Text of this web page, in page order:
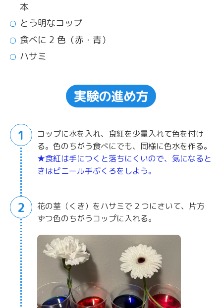
本
とう明なコップ
食べに 2 色（赤・青）
ハサミ
実験の進め方
1
コップに水を入れ、食紅を少量入れて色を付け
る。色のちがう食べにでも、同様に色水を作る。
★食紅は手につくと落ちにくいので、気になると
きはビニール手ぶくろをしよう。
2
花の茎（くき）をハサミで 2 つにさいて、片方
ずつ色のちがうコップに入れる。